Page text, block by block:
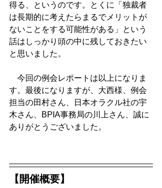
得る、というのです。とくに「独裁者
は長期的に考えたらまるでメリットが
ないことをする可能性がある」という
話はしっかり頭の中に残しておきたい
と思いました。
今回の例会レポートは以上になりま
す。最後になりますが、大西様、例会
担当の田村さん、日本オラクル社の宇
木さん、BPIA事務局の川上さん、誠に
ありがとうございました。
【開催概要】